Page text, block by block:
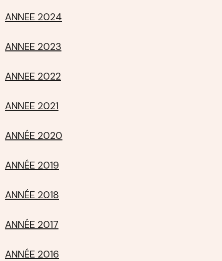
ANNEE 2024
ANNEE 2023
ANNEE 2022
ANNEE 2021
ANNÉE 2020
ANNÉE 2019
ANNÉE 2018
ANNÉE 2017
ANNÉE 2016